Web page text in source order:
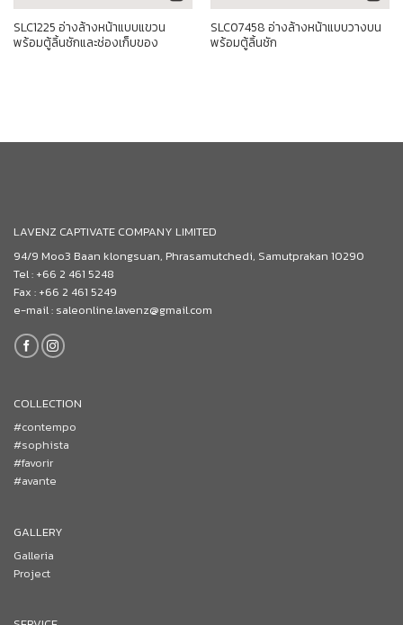
SLC1225 อ่างล้างหน้าแบบแขวน
พร้อมตู้ลิ้นชักและช่องเก็บของ
SLC07458 อ่างล้างหน้าแบบวางบน
พร้อมตู้ลิ้นชัก
LAVENZ CAPTIVATE COMPANY LIMITED
94/9 Moo3 Baan klongsuan, Phrasamutchedi, Samutprakan 10290
Tel : +66 2 461 5248
Fax : +66 2 461 5249
e-mail : saleonline.lavenz@gmail.com
COLLECTION
#contempo
#sophista
#favorir
#avante
GALLERY
Galleria
Project